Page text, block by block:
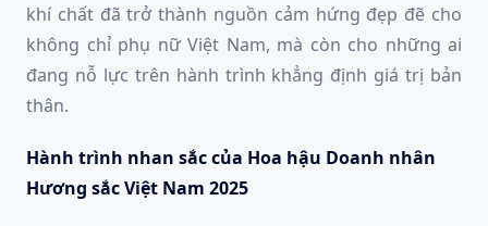
khí chất đã trở thành nguồn cảm hứng đẹp đẽ cho
không chỉ phụ nữ Việt Nam, mà còn cho những ai
đang nỗ lực trên hành trình khẳng định giá trị bản
thân.
Hành trình nhan sắc của Hoa hậu Doanh nhân
Hương sắc Việt Nam 2025